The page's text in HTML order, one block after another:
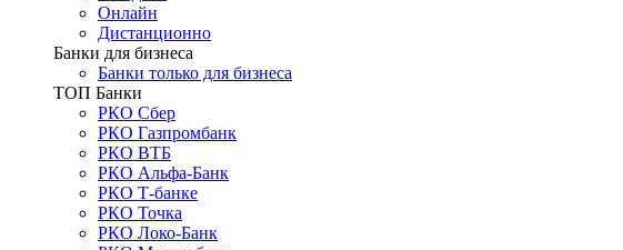
Онлайн
Дистанционно
Банки для бизнеса
Банки только для бизнеса
ТОП Банки
РКО Сбер
РКО Газпромбанк
РКО ВТБ
РКО Альфа-Банк
РКО Т-банке
РКО Точка
РКО Локо-Банк